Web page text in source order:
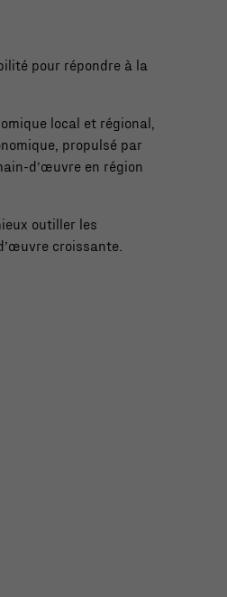
pour répondre à la
local et régional,
propulsé par
d’œuvre en région
outiller les
croissante.